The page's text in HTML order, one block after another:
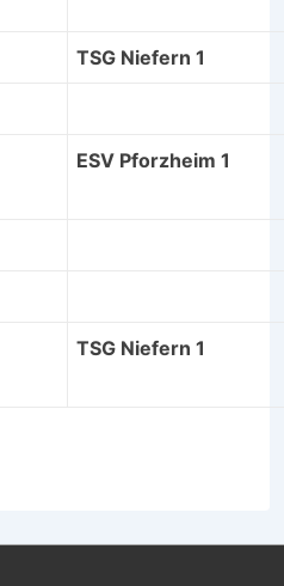
TSG Niefern 1
ESV Pforzheim 1
TSG Niefern 1